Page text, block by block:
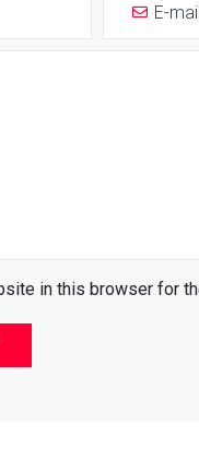
in this browser for